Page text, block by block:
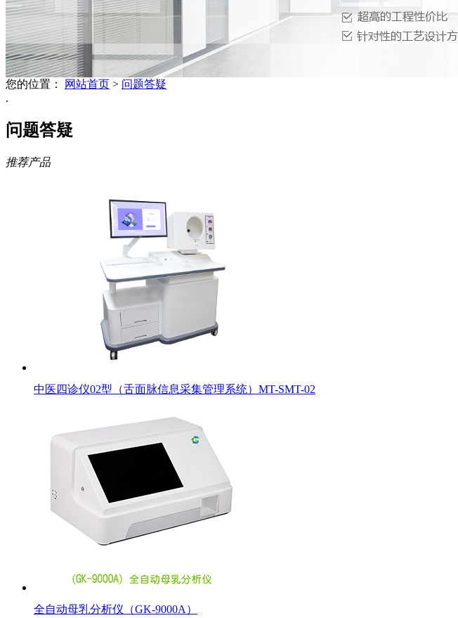
您的位置： 网站首页 > 问题答疑
.
问题答疑
推荐产品
中医四诊仪02型（舌面脉信息采集管理系统）MT-SMT-02
全自动母乳分析仪（GK-9000A）